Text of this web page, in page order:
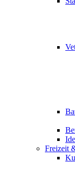
Freizeit